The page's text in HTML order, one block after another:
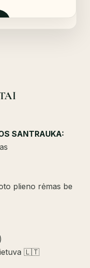
is:
SANTRAUKA:
plieno rėmas be
🇱🇹